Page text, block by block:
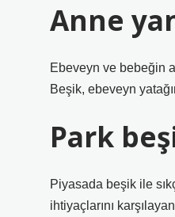
Anne
Ebeveyn ve bebeğin
Beşik, ebeveyn
Park
Piyasada beşik ile
ihtiyaçlarını